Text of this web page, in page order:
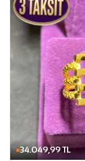
34.049,99 TL